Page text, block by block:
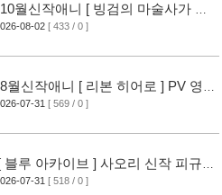
10월신작애니 [ 빙검의 마술사가 세
다 ] 2기 PV 영상 공개
08-02 [ 433 / 0 ]
8월신작애니 [ 리본 히어로 ] PV 영
07-31 [ 569 / 0 ]
블루 아카이브 ] 사오리 신작 피규어
07-31 [ 518 / 0 ]